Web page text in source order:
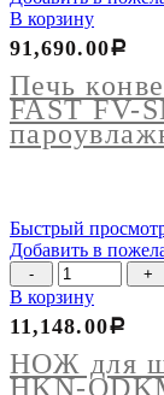
В корзину
Печь
FAST FV-
91,690.00Р
Быстрый
Добавить в
Количество
товара
НОЖ
для
шаурмы
В корзину
НОЖ для
HKN-
11,148.00Р